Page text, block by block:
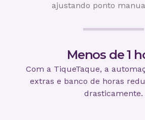
ajustando ponto
Menos de 1
Com a TiqueTaque, a
extras e banco de horas
drasticamente.